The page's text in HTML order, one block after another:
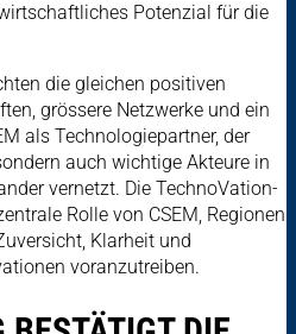
Potenzial für die
die gleichen positiven
grössere Netzwerke und ein
als Technologiepartner, der
auch wichtige Akteure in
vernetzt. Die TechnoVation-
Rolle von CSEM, Regionen
Klarheit und
voranzutreiben.